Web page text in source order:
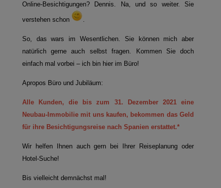
Online-Besichtigungen? Dennis. Na, und so weiter. Sie
verstehen schon .
So, das wars im Wesentlichen. Sie können mich aber
natürlich gerne auch selbst fragen. Kommen Sie doch
einfach mal vorbei – ich bin hier im Büro!
Apropos Büro und Jubiläum:
Alle Kunden, die bis zum 31. Dezember 2021 eine
Neubau-Immobilie mit uns kaufen, bekommen das Geld
für ihre Besichtigungsreise nach Spanien erstattet.*
Wir helfen Ihnen auch gern bei Ihrer Reiseplanung oder
Hotel-Suche!
Bis vielleicht demnächst mal!